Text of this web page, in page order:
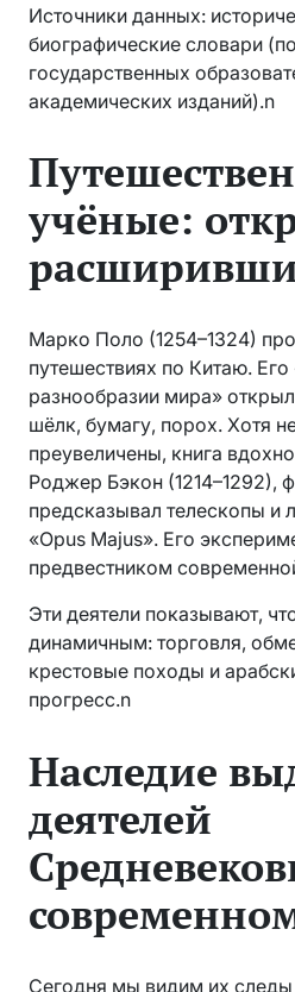
Источники данных:
биографические словари
государственных
академических изданий).n
учёные:
Марко Поло (1254–1324)
путешествиях по Китаю. Его
разнообразии мира»
шёлк, бумагу, порох. Хотя
преувеличены, книга
Роджер Бэкон (1214–1292),
предсказывал телескопы
«Opus Majus». Его
предвестником
Эти деятели показывают,
динамичным: торговля,
крестовые походы и
прогресс.n
Наследие
деятелей
Сегодня мы видим их